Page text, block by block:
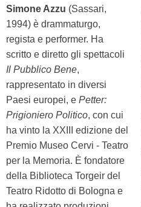
Simone Azzu (Sassari,
1994) è drammaturgo,
regista e performer. Ha
scritto e diretto gli spettacoli
Il Pubblico Bene,
rappresentato in diversi
Paesi europei, e Petter:
Prigioniero Politico, con cui
ha vinto la XXIII edizione del
Premio Museo Cervi - Teatro
per la Memoria. È fondatore
della Biblioteca Torgeir del
Teatro Ridotto di Bologna e